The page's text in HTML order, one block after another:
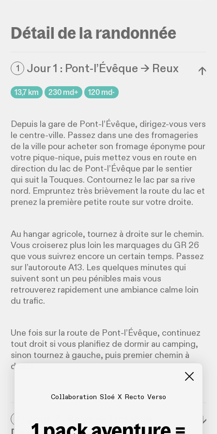
Détail de la randonnée
1 Jour 1 : Pont-l’Évêque → Reux ↓
13,7 km 230 md+ 120 md-
Depuis la gare de Pont-l’Évêque, dirigez-vous vers
le centre-ville. Passez dans une des fromageries
de la ville pour acheter son fromage éponyme pour
votre pique-nique, puis mettez vous en route en
direction du lac de Pont-l’Évêque par le sentier
qui suit la Touques. Contournez le lac par sa rive
nord. Empruntez très brièvement la route du lac et
prenez la première petite route sur votre droite.
Au hangar agricole, tournez à droite sur le chemin.
Vous croiserez plus loin les marquages du GR 26
que vous suivrez encore un certain temps. Passez
sur l’autoroute A13. Les quelques minutes qui
suivent sont un peu pénibles mais vous
retrouverez rapidement une ambiance calme loin
du trafic.
Une fois sur la route de Pont-l’Évêque, continuez
tout droit si vous planifiez de dormir au camping,
sinon tournez à gauche, puis premier chemin à
droite.
↓
Collaboration Sloé X Recto Verso